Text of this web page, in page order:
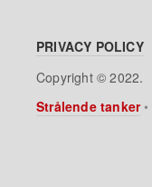
PRIVACY POLICY
Copyright © 2022.
Strålende tanker•